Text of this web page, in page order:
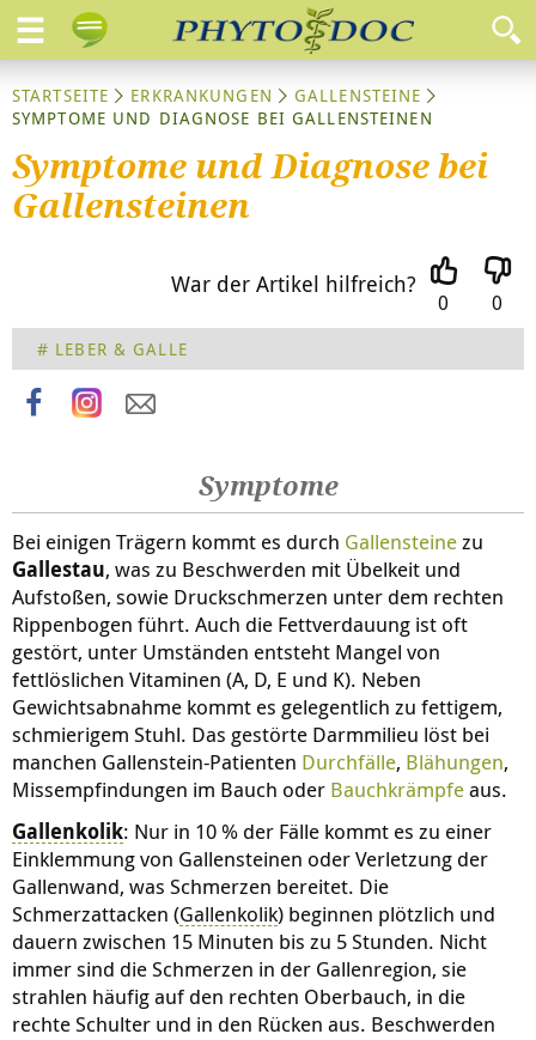
STARTSEITE ERKRANKUNGEN
GALLENSTEINE
SYMPTOME UND DIAGNOSE BEI GALLENSTEINEN
Symptome und Diagnose bei
Gallensteinen
War der Artikel hilfreich?
0 0
Wie äußern sich Gallensteine?
LEBER & GALLE
Symptome
Bei einigen Trägern kommt es durch Gallensteinezu
Gallestau, was zu Beschwerden mit Übelkeit und
Aufstoßen, sowie Druckschmerzen unter dem rechten
Rippenbogen führt. Auch die Fettverdauung ist oft
gestört, unter Umständen entsteht Mangel von
fettlöslichen Vitaminen (A, D, E und K). Neben
Gewichtsabnahme kommt es gelegentlich zu fettigem,
schmierigem Stuhl. Das gestörte Darmmilieu löst bei
manchen Gallenstein-Patienten Durchfälle, Blähungen,
Missempfindungen im Bauch oder Bauchkrämpfeaus.
Gallenkolik: Nur in 10 % der Fälle kommt es zu einer
Einklemmung von Gallensteinen oder Verletzung der
Gallenwand, was Schmerzen bereitet. Die
Schmerzattacken (Gallenkolik) beginnen plötzlich und
dauern zwischen 15 Minuten bis zu 5 Stunden. Nicht
immer sind die Schmerzen in der Gallenregion, sie
strahlen häufig auf den rechten Oberbauch, in die
rechte Schulter und in den Rücken aus. Beschwerden